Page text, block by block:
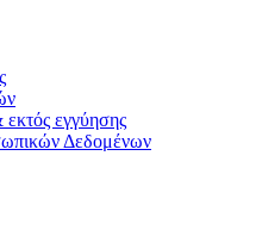
εκτός εγγύησης
Δεδομένων